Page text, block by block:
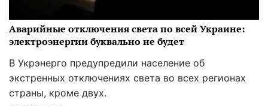
Аварийные отключения света по всей Украине:
электроэнергии буквально не будет
В Укрэнерго предупредили население об
экстренных отключениях света во всех регионах
страны, кроме двух.